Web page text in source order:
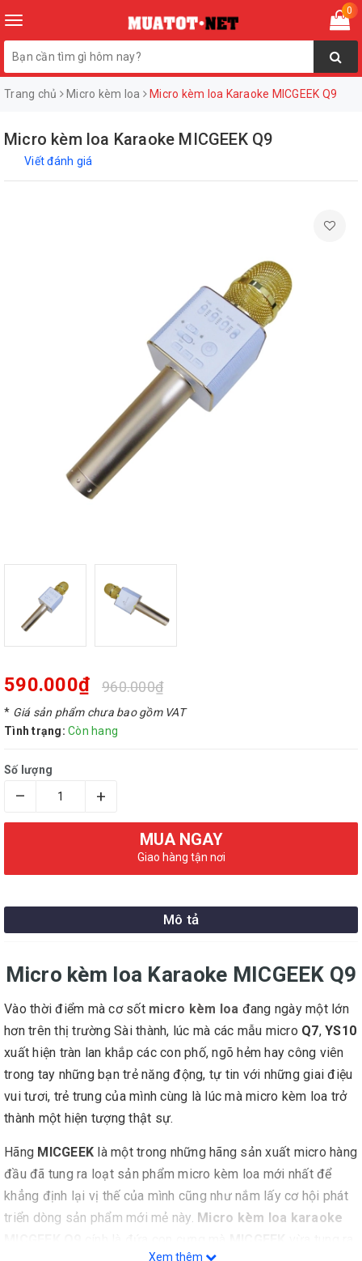
Toggle
navigation
0
Trang chủ Micro kèm loa Micro kèm loa Karaoke MICGEEK Q9
Micro kèm loa Karaoke MICGEEK Q9
Viết đánh giá
590.000₫ 960.000₫
* Giá sản phẩm chưa bao gồm VAT
Tình trạng: Còn hang
Số lượng
– +
MUA NGAY
Giao hàng tận nơi
Mô tả
Micro kèm loa Karaoke MICGEEK Q9
Vào thời điểm mà cơ sốt micro kèm loa đang ngày một lớn
hơn trên thị trường Sài thành, lúc mà các mẫu micro Q7, YS10
xuất hiện tràn lan khắp các con phố, ngõ hẻm hay công viên
trong tay những bạn trẻ năng động, tự tin với những giai điệu
vui tươi, trẻ trung của mình cùng là lúc mà micro kèm loa trở
thành một hiện tượng thật sự.
Hãng MICGEEK là một trong những hãng sản xuất micro hàng
đầu đã tung ra loạt sản phẩm micro kèm loa mới nhất để
khẳng định lại vị thế của mình cũng như nắm lấy cơ hội phát
triển dòng sản phẩm mới mẻ này. Micro kèm loa karaoke
Xem thêm